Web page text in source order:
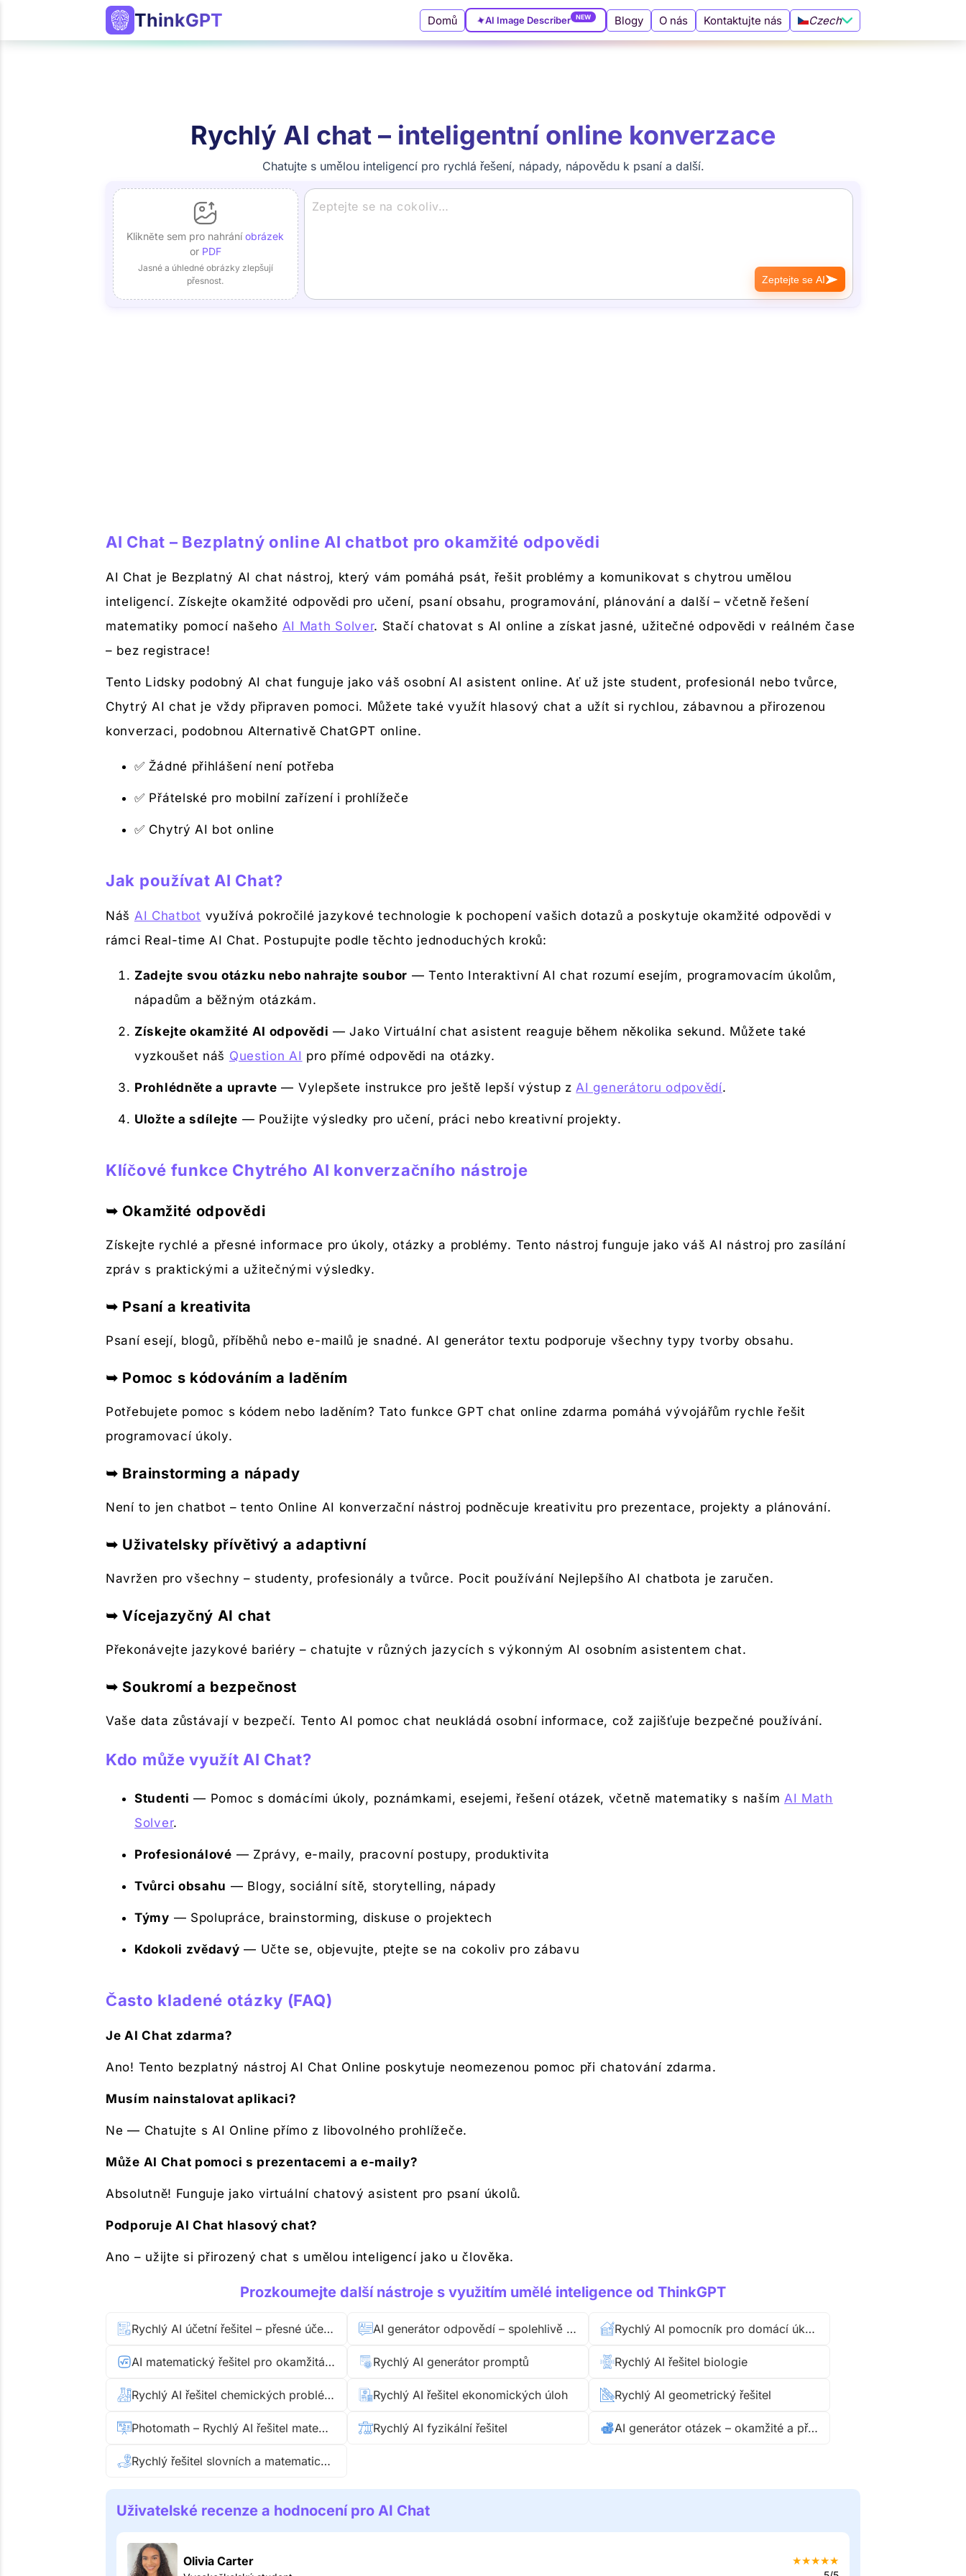
ThinkGPT Domů ✦AI Image Describer NEW Blogy O nás Kontaktujte nás Czech
Rychlý AI chat – inteligentní online konverzace
Chatujte s umělou inteligencí pro rychlá řešení, nápady, nápovědu k psaní a další.
Klikněte sem pro nahráníobrázek
or PDF
Jasné a úhledné obrázky zlepšují
přesnost.
Zeptejte se AI
AI Chat – Bezplatný online AI chatbot pro okamžité odpovědi
AI Chat je Bezplatný AI chat nástroj, který vám pomáhá psát, řešit problémy a komunikovat s chytrou umělou
inteligencí. Získejte okamžité odpovědi pro učení, psaní obsahu, programování, plánování a další – včetně řešení
matematiky pomocí našeho AI Math Solver. Stačí chatovat s AI online a získat jasné, užitečné odpovědi v reálném čase
– bez registrace!
Tento Lidsky podobný AI chat funguje jako váš osobní AI asistent online. Ať už jste student, profesionál nebo tvůrce,
Chytrý AI chat je vždy připraven pomoci. Můžete také využít hlasový chat a užít si rychlou, zábavnou a přirozenou
konverzaci, podobnou Alternativě ChatGPT online.
✅ Žádné přihlášení není potřeba
✅ Přátelské pro mobilní zařízení i prohlížeče
✅ Chytrý AI bot online
Jak používat AI Chat?
Náš AI Chatbot využívá pokročilé jazykové technologie k pochopení vašich dotazů a poskytuje okamžité odpovědi v
rámci Real-time AI Chat. Postupujte podle těchto jednoduchých kroků:
Zadejte svou otázku nebo nahrajte soubor — Tento Interaktivní AI chat rozumí esejím, programovacím úkolům,
nápadům a běžným otázkám.
Získejte okamžité AI odpovědi — Jako Virtuální chat asistent reaguje během několika sekund. Můžete také
vyzkoušet náš Question AI pro přímé odpovědi na otázky.
Prohlédněte a upravte — Vylepšete instrukce pro ještě lepší výstup zAI generátoru odpovědí.
Uložte a sdílejte — Použijte výsledky pro učení, práci nebo kreativní projekty.
Klíčové funkce Chytrého AI konverzačního nástroje
➥ Okamžité odpovědi
Získejte rychlé a přesné informace pro úkoly, otázky a problémy. Tento nástroj funguje jako váš AI nástroj pro zasílání
zpráv s praktickými a užitečnými výsledky.
➥ Psaní a kreativita
Psaní esejí, blogů, příběhů nebo e-mailů je snadné. AI generátor textu podporuje všechny typy tvorby obsahu.
➥ Pomoc s kódováním a laděním
Potřebujete pomoc s kódem nebo laděním? Tato funkce GPT chat online zdarma pomáhá vývojářům rychle řešit
programovací úkoly.
➥ Brainstorming a nápady
Není to jen chatbot – tento Online AI konverzační nástroj podněcuje kreativitu pro prezentace, projekty a plánování.
➥ Uživatelsky přívětivý a adaptivní
Navržen pro všechny – studenty, profesionály a tvůrce. Pocit používání Nejlepšího AI chatbota je zaručen.
➥ Vícejazyčný AI chat
Překonávejte jazykové bariéry – chatujte v různých jazycích s výkonným AI osobním asistentem chat.
➥ Soukromí a bezpečnost
Vaše data zůstávají v bezpečí. Tento AI pomoc chat neukládá osobní informace, což zajišťuje bezpečné používání.
Kdo může využít AI Chat?
Studenti — Pomoc s domácími úkoly, poznámkami, esejemi, řešení otázek, včetně matematiky s naším AI Math
Solver.
Profesionálové — Zprávy, e-maily, pracovní postupy, produktivita
Tvůrci obsahu — Blogy, sociální sítě, storytelling, nápady
Týmy — Spolupráce, brainstorming, diskuse o projektech
Kdokoli zvědavý — Učte se, objevujte, ptejte se na cokoliv pro zábavu
Často kladené otázky (FAQ)
Je AI Chat zdarma?
Ano! Tento bezplatný nástroj AI Chat Online poskytuje neomezenou pomoc při chatování zdarma.
Musím nainstalovat aplikaci?
Ne — Chatujte s AI Online přímo z libovolného prohlížeče.
Může AI Chat pomoci s prezentacemi a e-maily?
Absolutně! Funguje jako virtuální chatový asistent pro psaní úkolů.
Podporuje AI Chat hlasový chat?
Ano – užijte si přirozený chat s umělou inteligencí jako u člověka.
Prozkoumejte další nástroje s využitím umělé inteligence od ThinkGPT
Rychlý AI účetní řešitel – přesné účetní řešení krok za krokem AI generátor odpovědí – spolehlivě a rychle Rychlý AI pomocník pro domácí úkoly
AI matematický řešitel pro okamžitá řešení Rychlý AI generátor promptů Rychlý AI řešitel biologie
Rychlý AI řešitel chemických problémů Rychlý AI řešitel ekonomických úloh Rychlý AI geometrický řešitel
Photomath – Rychlý AI řešitel matematických příkladů Rychlý AI fyzikální řešitel AI generátor otázek – okamžité a přesné odpovědi
Rychlý řešitel slovních a matematických úloh
Uživatelské recenze a hodnocení pro AI Chat
Olivia Carter ★★★★★